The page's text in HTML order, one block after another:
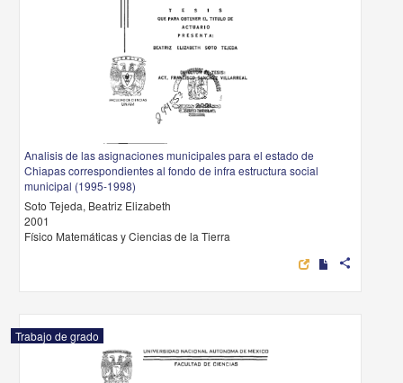
Analisis de las asignaciones municipales para el estado de
Chiapas correspondientes al fondo de infra estructura social
municipal (1995-1998)
Soto Tejeda, Beatriz Elizabeth
2001
Físico Matemáticas y Ciencias de la Tierra
share
Trabajo de grado